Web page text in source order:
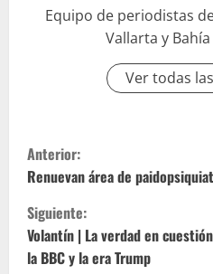
Equipo de periodistas
Vallarta y
Ver todas
S
i
g
u
Anterior:
Renuevan área de
Siguiente:
Volantín | La verdad en
la BBC y la era Trump